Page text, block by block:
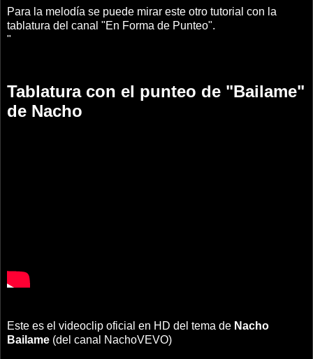
Para la melodía se puede mirar este otro tutorial con la
tablatura del canal "En Forma de Punteo".
"
Tablatura con el punteo de "Bailame"
de Nacho
Este es el videoclip oficial en HD del tema de Nacho
Bailame (del canal NachoVEVO)